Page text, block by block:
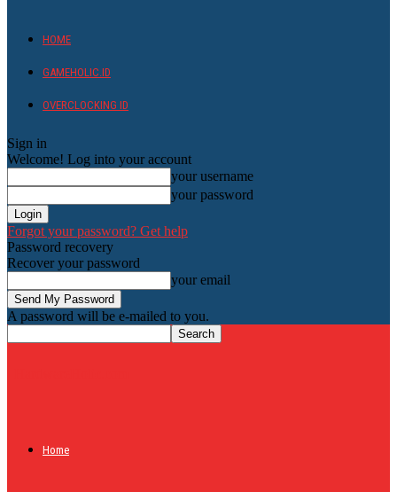
HOME
GAMEHOLIC.ID
OVERCLOCKING ID
Sign in
Welcome! Log into your account
your username
your password
Forgot your password? Get help
Password recovery
Recover your password
your email
A password will be e-mailed to you.
Home